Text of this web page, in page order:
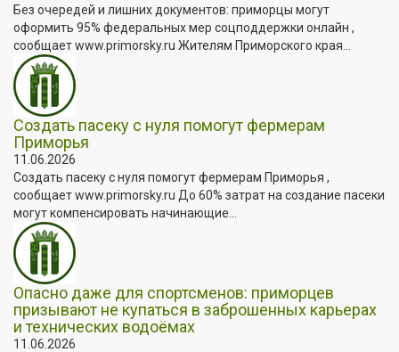
Без очередей и лишних документов: приморцы могут
оформить 95% федеральных мер соцподдержки онлайн ,
сообщает www.primorsky.ru Жителям Приморского края...
Создать пасеку с нуля помогут фермерам
Приморья
11.06.2026
Создать пасеку с нуля помогут фермерам Приморья ,
сообщает www.primorsky.ru До 60% затрат на создание пасеки
могут компенсировать начинающие...
Опасно даже для спортсменов: приморцев
призывают не купаться в заброшенных карьерах
и технических водоёмах
11.06.2026